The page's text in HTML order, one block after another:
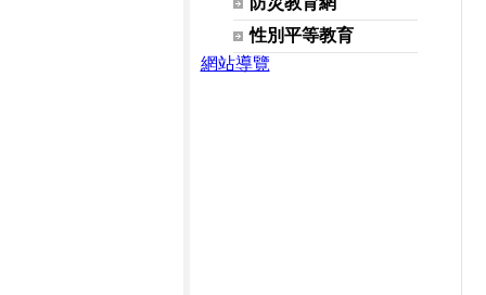
性別平等教育
網站導覽